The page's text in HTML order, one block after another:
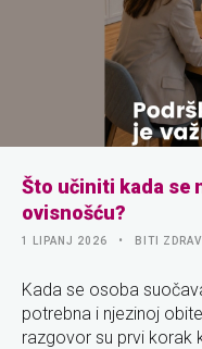
Što učiniti kada se
ovisnošću?
1 LIPANJ 2026 BITI ZDRAV
Kada se osoba
potrebna i njezinoj
razgovor su prvi korak